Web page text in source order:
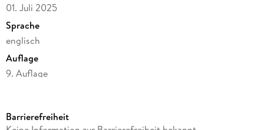
01. Juli 2025
Sprache
englisch
Auflage
9. Auflage
Reihe
Barrierefreiheit